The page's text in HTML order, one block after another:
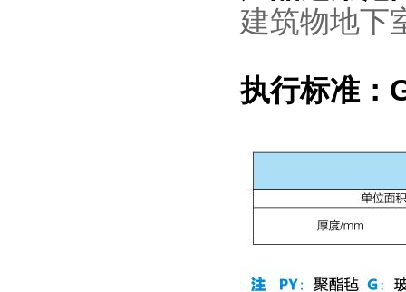
建筑物地下
执行标准：